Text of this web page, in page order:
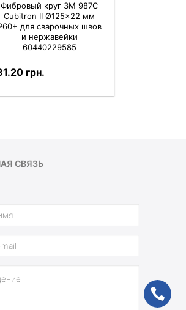
Фибровый круг 3M 987C
Cubitron II Ø125×22 мм
для сварочных швов
и нержавейки
60440229585
грн.
СВЯЗЬ
ph